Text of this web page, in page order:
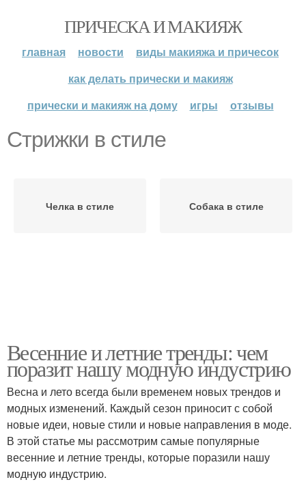
ПРИЧЕСКА И МАКИЯЖ
главная новости
виды макияжа и причесок
как делать прически и макияж
прически и макияж на дому
игры отзывы
Стрижки в стиле
Челка в стиле Собака в стиле
Весенние и летние тренды: чем
поразит нашу модную индустрию
Весна и лето всегда были временем новых трендов и
модных изменений. Каждый сезон приносит с собой
новые идеи, новые стили и новые направления в моде.
В этой статье мы рассмотрим самые популярные
весенние и летние тренды, которые поразили нашу
модную индустрию.